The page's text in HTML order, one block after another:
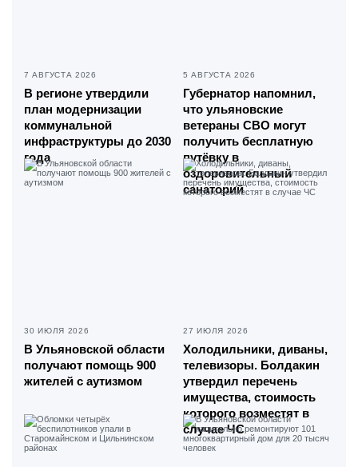
7 АВГУСТА 2026
В регионе утвердили
план модернизации
коммунальной
инфраструктуры до 2030
года
5 АВГУСТА 2026
Губернатор напомнил,
что ульяновские
ветераны СВО могут
получить бесплатную
путёвку в
оздоровительный
санаторий
30 ИЮЛЯ 2026
В Ульяновской области
получают помощь 900
жителей с аутизмом
27 ИЮЛЯ 2026
Холодильники, диваны,
телевизоры. Болдакин
утвердил перечень
имущества, стоимость
которого возместят в
случае ЧС